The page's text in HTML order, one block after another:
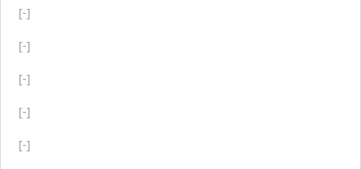
[-]
[-]
[-]
[-]
[-]